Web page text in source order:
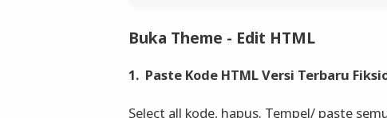
Buka Theme - Edit HTML
1. Paste Kode HTML Versi Terbaru
Select all kode, hapus. Tempel/ paste